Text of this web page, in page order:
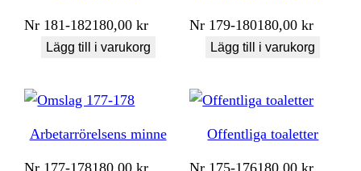
Nr 181-182180,00kr
Lägg till i varukorg
Nr 179-180180,00kr
Lägg till i varukorg
Arbetarrörelsens minne Offentliga toaletter